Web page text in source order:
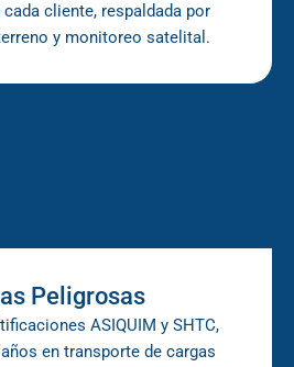
cliente, respaldada por
y monitoreo satelital.
Peligrosas
ASIQUIM y SHTC,
en transporte de cargas